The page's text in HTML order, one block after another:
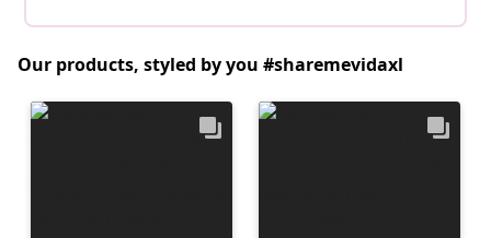
Our products, styled by you #sharemevidaxl